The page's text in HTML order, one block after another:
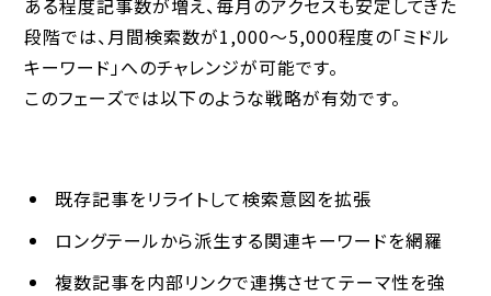
ある程度記事数が増え、毎月のアクセスも安定してきた
段階では、月間検索数が1,000〜5,000程度の「ミドル
キーワード」へのチャレンジが可能です。
このフェーズでは以下のような戦略が有効です。
既存記事をリライトして検索意図を拡張
ロングテールから派生する関連キーワードを網羅
複数記事を内部リンクで連携させてテーマ性を強